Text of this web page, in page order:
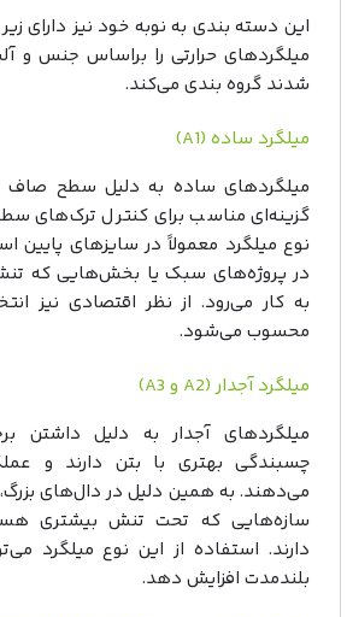
این دسته بندی به نوبه خود نیز دارای
میلگردهای حرارتی را براساس جنس و
شدند گروه بندی می‌کند.
میلگرد ساده (A1)
میلگردهای ساده به دلیل سطح صاف و
گزینه‌ای مناسب برای کنترل ترک‌های
نوع میلگرد معمولاً در سایزهای پایین
در پروژه‌های سبک یا بخش‌هایی که تنش
به کار می‌رود. از نظر اقتصادی نیز
محسوب می‌شود.
میلگرد آجدار (A2 و A3)
میلگردهای آجدار به دلیل داشتن
چسبندگی بهتری با بتن دارند و
می‌دهند. به همین دلیل در دال‌های بزرگ،
سازه‌هایی که تحت تنش بیشتری
دارند. استفاده از این نوع میلگرد
بلندمدت افزایش دهد.